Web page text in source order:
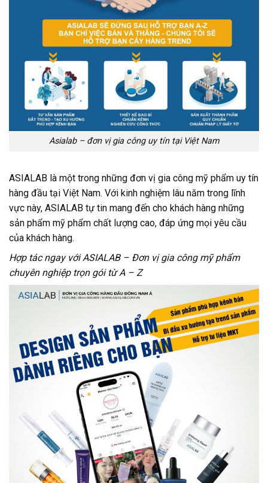
Asialab – đơn vị gia công uy tín tại Việt Nam
ASIALAB là một trong những đơn vị gia công mỹ phẩm uy tín
hàng đầu tại Việt Nam. Với kinh nghiệm lâu năm trong lĩnh
vực này, ASIALAB tự tin mang đến cho khách hàng những
sản phẩm mỹ phẩm chất lượng cao, đáp ứng mọi yêu cầu
của khách hàng.
Hợp tác ngay với ASIALAB – Đơn vị gia công mỹ phẩm
chuyên nghiệp trọn gói từ A – Z